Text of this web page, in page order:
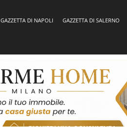
GAZZETTA DI NAPOLI GAZZETTA DI SALERNO